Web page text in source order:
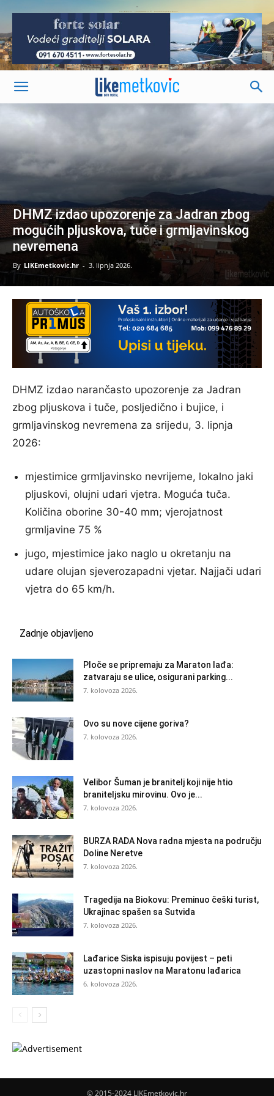
-
DHMZ izdao upozorenje za Jadran zbog
mogućih pljuskova, tuče i grmljavinskog
nevremena
By LIKEmetkovic.hr - 3. lipnja 2026.
DHMZ izdao narančasto upozorenje za Jadran
zbog pljuskova i tuče, posljedično i bujice, i
grmljavinskog nevremena za srijedu, 3. lipnja
2026:
mjestimice grmljavinsko nevrijeme, lokalno jaki
pljuskovi, olujni udari vjetra. Moguća tuča.
Količina oborine 30-40 mm; vjerojatnost
grmljavine 75 %
jugo, mjestimice jako naglo u okretanju na
udare olujan sjeverozapadni vjetar. Najjači udari
vjetra do 65 km/h.
Zadnje objavljeno
Ploče se pripremaju za Maraton lađa:
zatvaraju se ulice, osigurani parking...
7. kolovoza 2026.
Ovo su nove cijene goriva?
7. kolovoza 2026.
Velibor Šuman je branitelj koji nije htio
braniteljsku mirovinu. Ovo je...
7. kolovoza 2026.
BURZA RADA Nova radna mjesta na području
Doline Neretve
7. kolovoza 2026.
Tragedija na Biokovu: Preminuo češki turist,
Ukrajinac spašen sa Sutvida
7. kolovoza 2026.
Lađarice Siska ispisuju povijest – peti
uzastopni naslov na Maratonu lađarica
6. kolovoza 2026.
© 2015-2024 LIKEmetkovic.hr